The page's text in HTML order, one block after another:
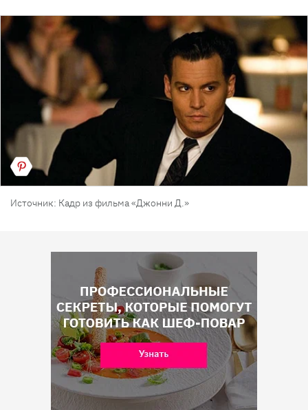
Источник: Кадр из фильма «Джонни Д.»